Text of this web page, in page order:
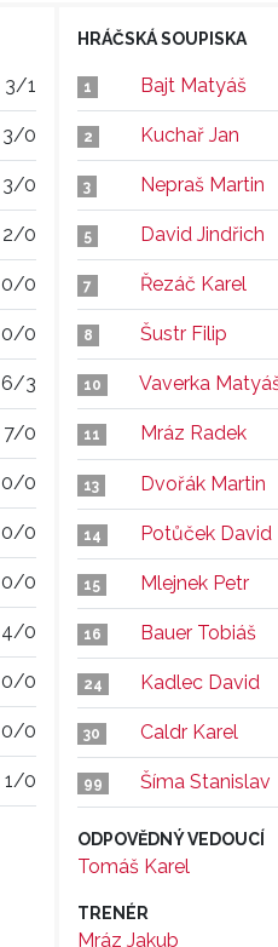
3/1
3/0
3/0
2/0
0/0
0/0
6/3
7/0
0/0
0/0
0/0
4/0
0/0
0/0
1/0
HRÁČSKÁ SOUPISKA
1 Bajt Matyáš
2 Kuchař Jan
3 Nepraš Martin
5 David Jindřich
7 Řezáč Karel
8 Šustr Filip
10 Vaverka
11 Mráz Radek
13 Dvořák Martin
14 Potůček David
15 Mlejnek Petr
16 Bauer Tobiáš
24 Kadlec David
30 Caldr Karel
99 Šíma Stanislav
ODPOVĚDNÝ VEDOUCÍ
Tomáš Karel
TRENÉR
Mráz Jakub